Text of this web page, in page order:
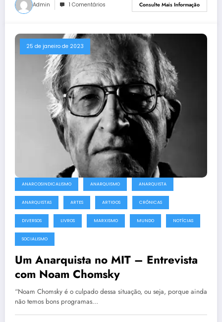
Admin 1 Comentários Consulte Mais Informação
25 de janeiro de 2023
ANARCOSINDICALISMO ANARQUISMO ANARQUISTA
ANARQUISTAS ARTES ARTIGOS CRÔNICAS
DIVERSOS LIVROS MARXISMO MUNDO NOTÍCIAS
SOCIALISMO
Um Anarquista no MIT – Entrevista
com Noam Chomsky
“Noam Chomsky é o culpado dessa situação, ou seja, porque ainda
não temos bons programas…